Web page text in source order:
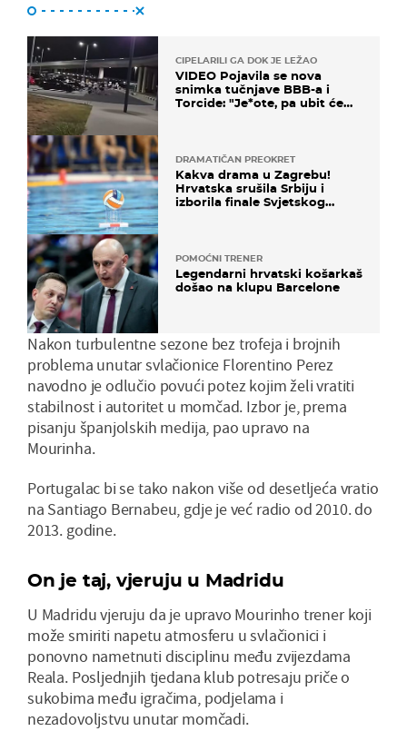
CIPELARILI GA DOK JE LEŽAO
VIDEO Pojavila se nova
snimka tučnjave BBB-a i
Torcide: "Je*ote, pa ubit će
DRAMATIČAN PREOKRET
Kakva drama u Zagrebu!
Hrvatska srušila Srbiju i
izborila finale Svjetskog
POMOĆNI TRENER
Legendarni hrvatski košarkaš
došao na klupu Barcelone
Nakon turbulentne sezone bez trofeja i brojnih
problema unutar svlačionice Florentino Perez
navodno je odlučio povući potez kojim želi vratiti
stabilnost i autoritet u momčad. Izbor je, prema
pisanju španjolskih medija, pao upravo na
Mourinha.
Portugalac bi se tako nakon više od desetljeća vratio
na Santiago Bernabeu, gdje je već radio od 2010. do
2013. godine.
On je taj, vjeruju u Madridu
U Madridu vjeruju da je upravo Mourinho trener koji
može smiriti napetu atmosferu u svlačionici i
ponovno nametnuti disciplinu među zvijezdama
Reala. Posljednjih tjedana klub potresaju priče o
sukobima među igračima, podjelama i
nezadovoljstvu unutar momčadi.